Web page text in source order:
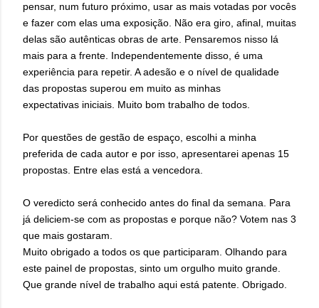
pensar, num futuro próximo, usar as mais votadas por vocês
e fazer com elas uma exposição. Não era giro, afinal, muitas
delas são autênticas obras de arte. Pensaremos nisso lá
mais para a frente. Independentemente disso, é uma
experiência para repetir. A adesão e o nível de qualidade
das propostas superou em muito as minhas
expectativas iniciais. Muito bom trabalho de todos.
Por questões de gestão de espaço, escolhi a minha
preferida de cada autor e por isso, apresentarei apenas 15
propostas. Entre elas está a vencedora.
O veredicto será conhecido antes do final da semana. Para
já deliciem-se com as propostas e porque não? Votem nas 3
que mais gostaram.
Muito obrigado a todos os que participaram. Olhando para
este painel de propostas, sinto um orgulho muito grande.
Que grande nível de trabalho aqui está patente. Obrigado.